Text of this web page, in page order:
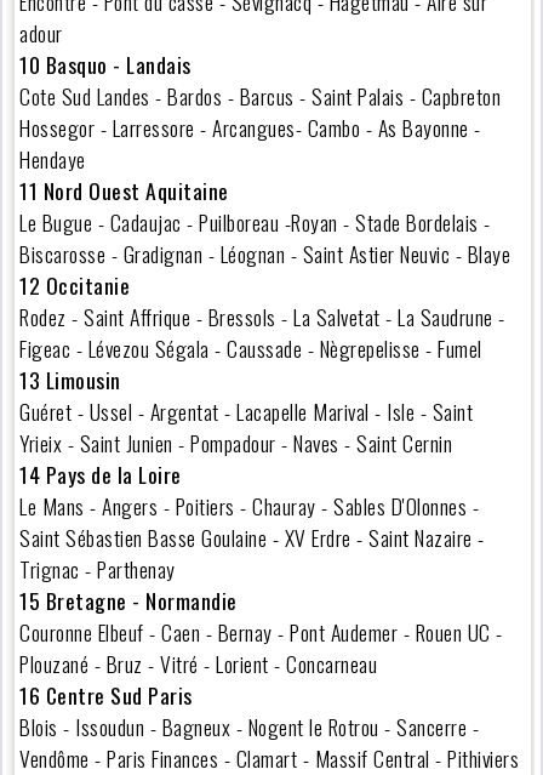
adour
10 Basquo - Landais
Cote Sud Landes - Bardos - Barcus - Saint Palais - Capbreton
Hossegor - Larressore - Arcangues- Cambo - As Bayonne -
Hendaye
11 Nord Ouest Aquitaine
Le Bugue - Cadaujac - Puilboreau -Royan - Stade Bordelais -
Biscarosse - Gradignan - Léognan - Saint Astier Neuvic - Blaye
12 Occitanie
Rodez - Saint Affrique - Bressols - La Salvetat - La Saudrune -
Figeac - Lévezou Ségala - Caussade - Nègrepelisse - Fumel
13 Limousin
Guéret - Ussel - Argentat - Lacapelle Marival - Isle - Saint
Yrieix - Saint Junien - Pompadour - Naves - Saint Cernin
14 Pays de la Loire
Le Mans - Angers - Poitiers - Chauray - Sables D'Olonnes -
Saint Sébastien Basse Goulaine - XV Erdre - Saint Nazaire -
Trignac - Parthenay
15 Bretagne - Normandie
Couronne Elbeuf - Caen - Bernay - Pont Audemer - Rouen UC -
Plouzané - Bruz - Vitré - Lorient - Concarneau
16 Centre Sud Paris
Blois - Issoudun - Bagneux - Nogent le Rotrou - Sancerre -
Vendôme - Paris Finances - Clamart - Massif Central - Pithiviers